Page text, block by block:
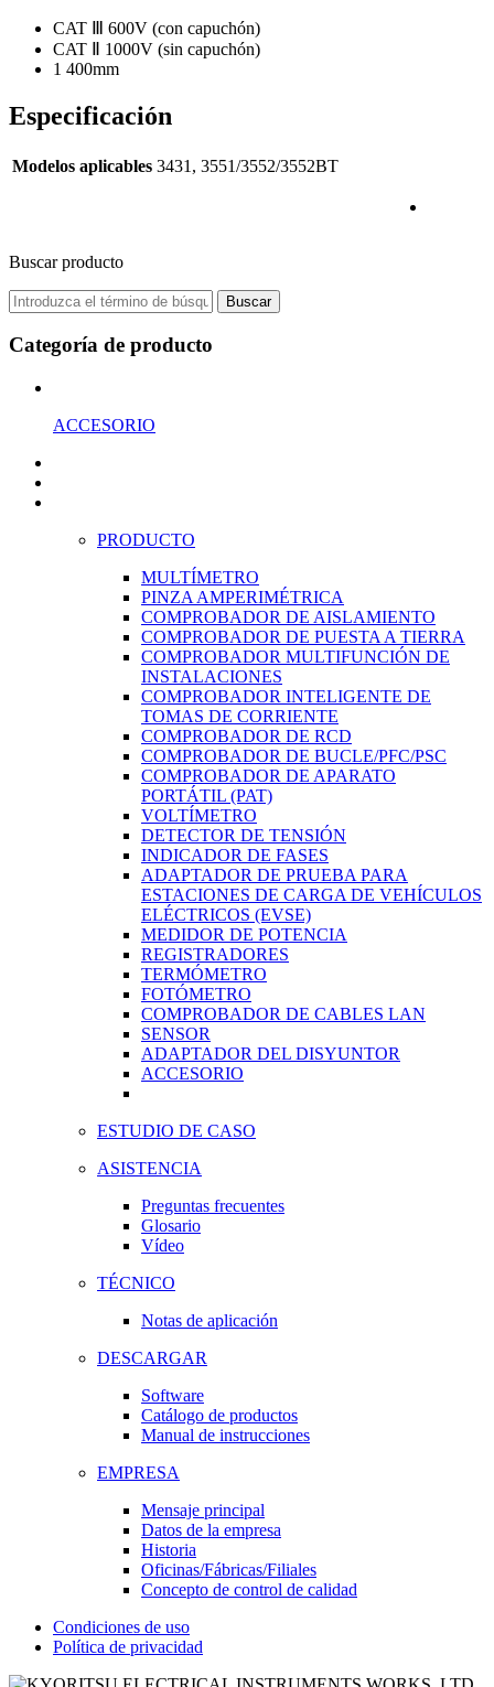
CAT Ⅲ 600V (con capuchón)
CAT Ⅱ 1000V (sin capuchón)
1 400mm
Especificación
Modelos aplicables 3431, 3551/3552/3552BT
Buscar producto
Buscar
Categoría de producto
ACCESORIO
PRODUCTO
MULTÍMETRO
PINZA AMPERIMÉTRICA
COMPROBADOR DE AISLAMIENTO
COMPROBADOR DE PUESTA A TIERRA
COMPROBADOR MULTIFUNCIÓN DE
INSTALACIONES
COMPROBADOR INTELIGENTE DE
TOMAS DE CORRIENTE
COMPROBADOR DE RCD
COMPROBADOR DE BUCLE/PFC/PSC
COMPROBADOR DE APARATO
PORTÁTIL (PAT)
VOLTÍMETRO
DETECTOR DE TENSIÓN
INDICADOR DE FASES
ADAPTADOR DE PRUEBA PARA
ESTACIONES DE CARGA DE VEHÍCULOS
ELÉCTRICOS (EVSE)
MEDIDOR DE POTENCIA
REGISTRADORES
TERMÓMETRO
FOTÓMETRO
COMPROBADOR DE CABLES LAN
SENSOR
ADAPTADOR DEL DISYUNTOR
ACCESORIO
ESTUDIO DE CASO
ASISTENCIA
Preguntas frecuentes
Glosario
Vídeo
TÉCNICO
Notas de aplicación
DESCARGAR
Software
Catálogo de productos
Manual de instrucciones
EMPRESA
Mensaje principal
Datos de la empresa
Historia
Oficinas/Fábricas/Filiales
Concepto de control de calidad
Condiciones de uso
Política de privacidad